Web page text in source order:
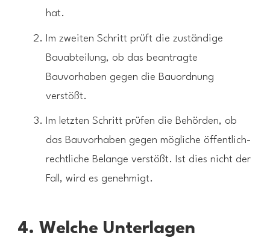
hat.
Im zweiten Schritt prüft die zuständige
Bauabteilung, ob das beantragte
Bauvorhaben gegen die Bauordnung
verstößt.
Im letzten Schritt prüfen die Behörden, ob
das Bauvorhaben gegen mögliche öffentlich-
rechtliche Belange verstößt. Ist dies nicht der
Fall, wird es genehmigt.
4. Welche Unterlagen